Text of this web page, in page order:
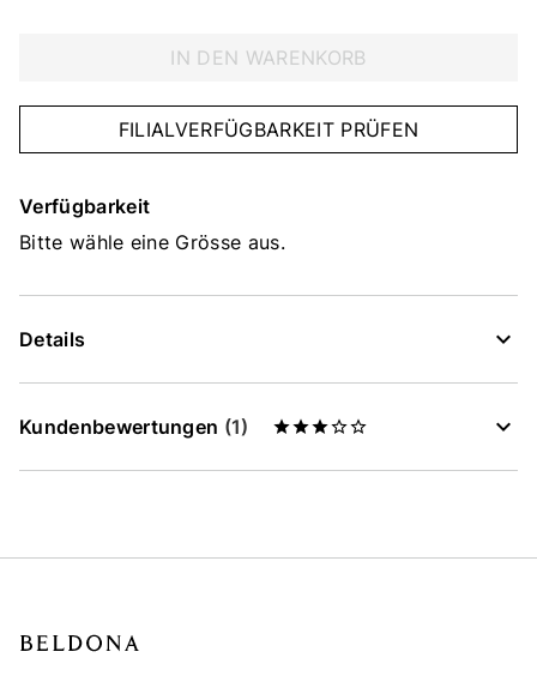
IN DEN WARENKORB
FILIALVERFÜGBARKEIT PRÜFEN
Verfügbarkeit
Bitte wähle eine Grösse aus.
Details
Kundenbewertungen (1)